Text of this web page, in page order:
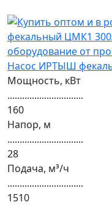
Насос ИРТЫШ
Мощность, кВт
...............................
160
Напор, м
...............................
28
Подача, м³/ч
...............................
1510